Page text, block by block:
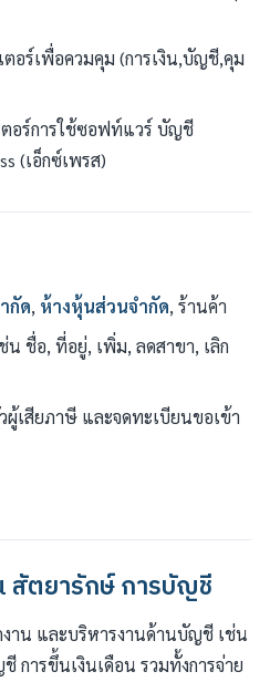
ตอร์เพื่อควมคุม (การเงิน,บัญชี,คุม
อร์การใช้ซอฟท์แวร์ บัญชี
(เอ็กซ์เพรส)
กัด, ห้างหุ้นส่วนจำกัด, ร้านค้า
ชื่อ, ที่อยู่, เพิ่ม, ลดสาขา, เลิก
เสียภาษี และจดทะเบียนขอเข้า
สัตยารักษ์ การบัญชี
าน และบริหารงานด้านบัญชี เช่น
การขึ้นเงินเดือน รวมทั้งการจ่าย